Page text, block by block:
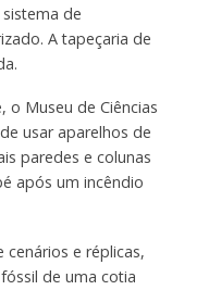
de
A tapeçaria de
o Museu de Ciências
usar aparelhos de
paredes e colunas
após um incêndio
e réplicas,
de uma cotia